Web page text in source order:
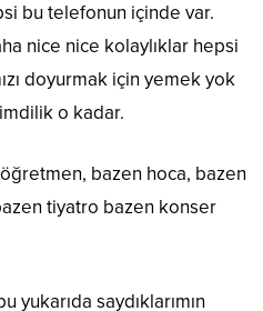
bu telefonun içinde var.
nice nice kolaylıklar hepsi
doyurmak için yemek yok
o kadar.
bazen hoca, bazen
tiyatro bazen konser
yukarıda saydıklarımın